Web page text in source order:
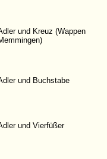
und Kreuz (Wappen
und Buchstabe
und Vierfüßer